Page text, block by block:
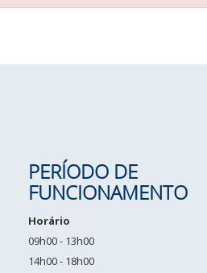
PERÍODO DE
FUNCIONAMENTO
Horário
09h00 - 13h00
14h00 - 18h00